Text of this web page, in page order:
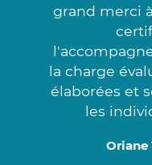
grand merci
la charge
élaborées et
les
Oriane